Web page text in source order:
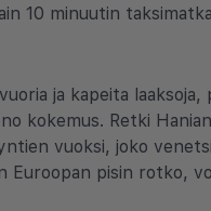
10 minuutin
ja kapeita laaksoja,
kokemus. Retki
vuoksi, joko
Euroopan pisin rotko,